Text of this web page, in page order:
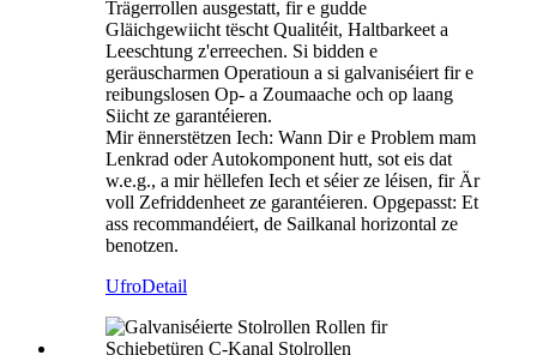
Trägerrollen ausgestatt, fir e gudde
Gläichgewiicht tëscht Qualitéit, Haltbarkeet a
Leeschtung z'erreechen. Si bidden e
geräuscharmen Operatioun a si galvaniséiert fir e
reibungslosen Op- a Zoumaache och op laang
Siicht ze garantéieren.
Mir ënnerstëtzen Iech: Wann Dir e Problem mam
Lenkrad oder Autokomponent hutt, sot eis dat
w.e.g., a mir hëllefen Iech et séier ze léisen, fir Är
voll Zefriddenheet ze garantéieren. Opgepasst: Et
ass recommandéiert, de Sailkanal horizontal ze
benotzen.
UfroDetail